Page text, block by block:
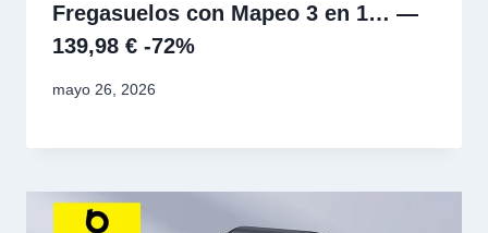
Fregasuelos con Mapeo 3 en 1… —
139,98 € -72%
mayo 26, 2026